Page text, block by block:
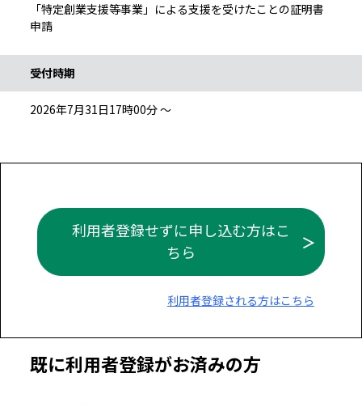
「特定創業支援等事業」による支援を受けたことの証明書
申請
受付時期
2026年7月31日17時00分 ～
利用者登録せずに申し込む方はこ
ちら
利用者登録される方はこちら
既に利用者登録がお済みの方